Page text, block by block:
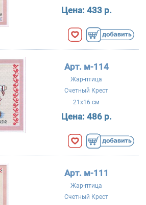
Цена: 433 р.
Арт. м-114
Жар-птица
Счетный Крест
21x16 см
Цена: 486 р.
Арт. м-111
Жар-птица
Счетный Крест